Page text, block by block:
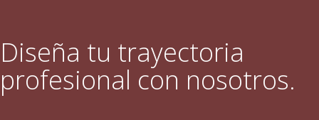
Diseña tu trayectoria
profesional con nosotros.